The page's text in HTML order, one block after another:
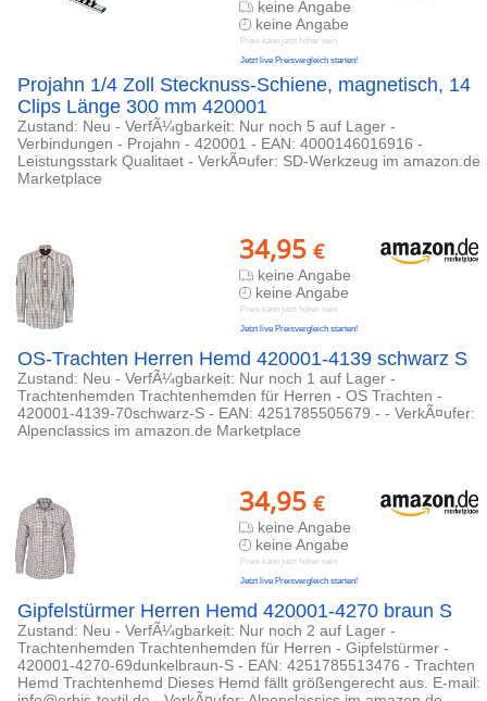
keine Angabe
keine Angabe
Preis kann jetzt höher sein
Jetzt live Preisvergleich starten!
Projahn 1/4 Zoll Stecknuss-Schiene, magnetisch, 14
Clips Länge 300 mm 420001
Zustand: Neu - VerfÃ¼gbarkeit: Nur noch 5 auf Lager -
Verbindungen - Projahn - 420001 - EAN: 4000146016916 -
Leistungsstark Qualitaet - VerkÃ¤ufer: SD-Werkzeug im amazon.de
Marketplace
34,95 €
keine Angabe
keine Angabe
Preis kann jetzt höher sein
Jetzt live Preisvergleich starten!
OS-Trachten Herren Hemd 420001-4139 schwarz S
Zustand: Neu - VerfÃ¼gbarkeit: Nur noch 1 auf Lager -
Trachtenhemden Trachtenhemden für Herren - OS Trachten -
420001-4139-70schwarz-S - EAN: 4251785505679 - - VerkÃ¤ufer:
Alpenclassics im amazon.de Marketplace
34,95 €
keine Angabe
keine Angabe
Preis kann jetzt höher sein
Jetzt live Preisvergleich starten!
Gipfelstürmer Herren Hemd 420001-4270 braun S
Zustand: Neu - VerfÃ¼gbarkeit: Nur noch 2 auf Lager -
Trachtenhemden Trachtenhemden für Herren - Gipfelstürmer -
420001-4270-69dunkelbraun-S - EAN: 4251785513476 - Trachten
Hemd Trachtenhemd Dieses Hemd fällt größengerecht aus. E-mail: